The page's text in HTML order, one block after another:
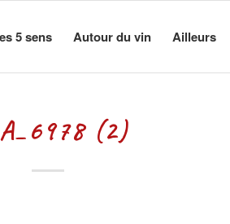
5 sens Autour du vin Ailleurs
(2)